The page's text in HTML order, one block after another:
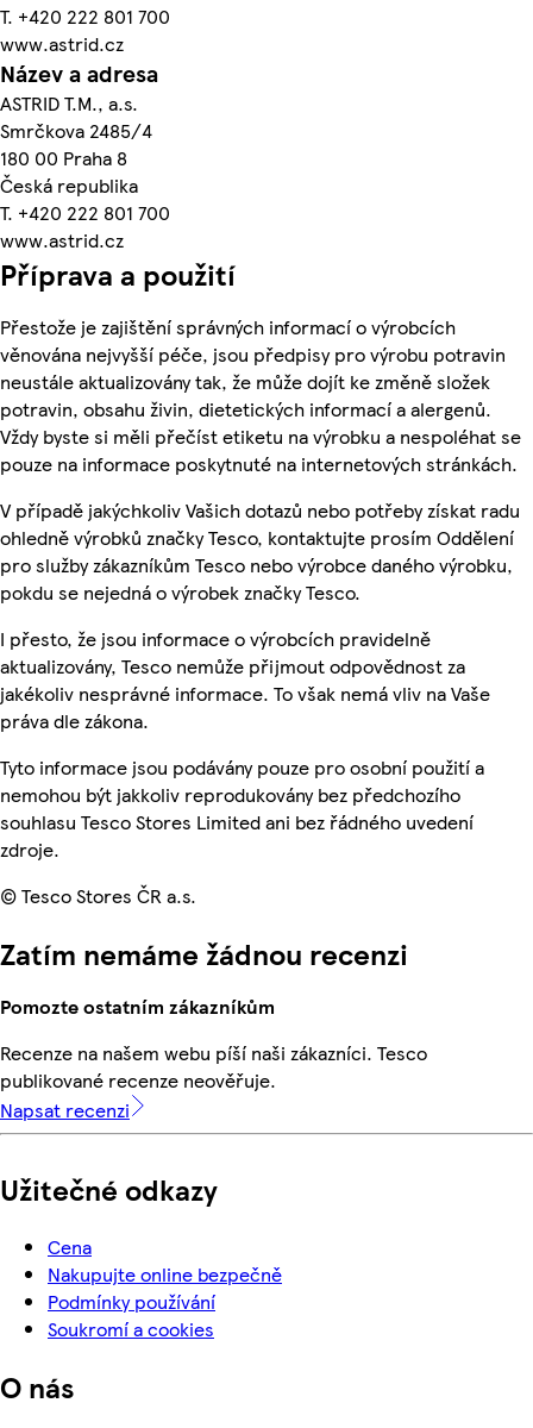
T. +420 222 801 700
www.astrid.cz
Název a adresa
ASTRID T.M., a.s.
Smrčkova 2485/4
180 00 Praha 8
Česká republika
T. +420 222 801 700
www.astrid.cz
Příprava a použití
Přestože je zajištění správných informací o výrobcích
věnována nejvyšší péče, jsou předpisy pro výrobu potravin
neustále aktualizovány tak, že může dojít ke změně složek
potravin, obsahu živin, dietetických informací a alergenů.
Vždy byste si měli přečíst etiketu na výrobku a nespoléhat se
pouze na informace poskytnuté na internetových stránkách.
V případě jakýchkoliv Vašich dotazů nebo potřeby získat radu
ohledně výrobků značky Tesco, kontaktujte prosím Oddělení
pro služby zákazníkům Tesco nebo výrobce daného výrobku,
pokdu se nejedná o výrobek značky Tesco.
I přesto, že jsou informace o výrobcích pravidelně
aktualizovány, Tesco nemůže přijmout odpovědnost za
jakékoliv nesprávné informace. To však nemá vliv na Vaše
práva dle zákona.
Tyto informace jsou podávány pouze pro osobní použití a
nemohou být jakkoliv reprodukovány bez předchozího
souhlasu Tesco Stores Limited ani bez řádného uvedení
zdroje.
© Tesco Stores ČR a.s.
Zatím nemáme žádnou recenzi
Pomozte ostatním zákazníkům
Recenze na našem webu píší naši zákazníci. Tesco
publikované recenze neověřuje.
Napsat recenzi
Užitečné odkazy
Cena
Nakupujte online bezpečně
Podmínky používání
Soukromí a cookies
O nás